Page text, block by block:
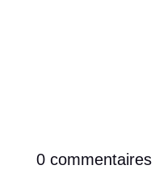
0 commentaires